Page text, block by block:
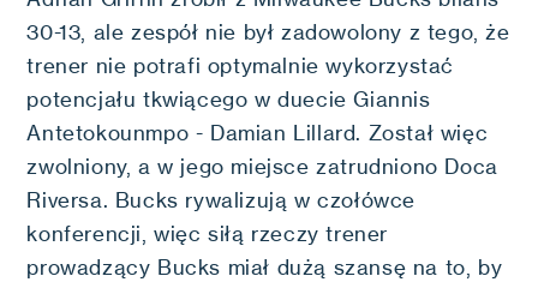
30-13, ale zespół nie był zadowolony z tego, że
trener nie potrafi optymalnie wykorzystać
potencjału tkwiącego w duecie Giannis
Antetokounmpo - Damian Lillard. Został więc
zwolniony, a w jego miejsce zatrudniono Doca
Riversa. Bucks rywalizują w czołówce
konferencji, więc siłą rzeczy trener
prowadzący Bucks miał dużą szansę na to, by